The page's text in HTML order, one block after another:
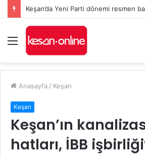
Menü
Anasayfa / Keşan
Keşan
Keşan’ın
hatları, İBB